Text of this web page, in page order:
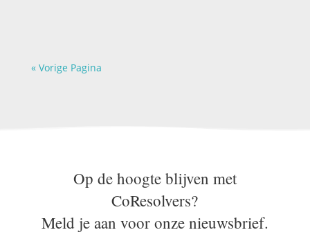
« Vorige Pagina
Op de hoogte blijven met
CoResolvers?
Meld je aan voor onze nieuwsbrief.